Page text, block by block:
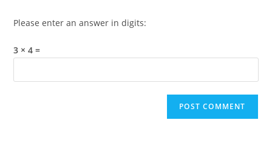
Please enter an answer in digits:
3 × 4 =